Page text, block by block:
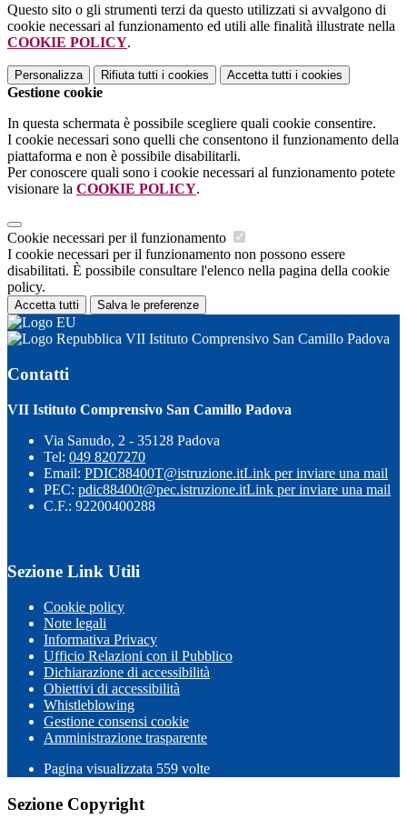
Questo sito o gli strumenti terzi da questo utilizzati si avvalgono di
cookie necessari al funzionamento ed utili alle finalità illustrate nella
COOKIE POLICY.
Personalizza Rifiuta tutti i cookies Accetta tutti i cookies
Gestione cookie
In questa schermata è possibile scegliere quali cookie consentire.
I cookie necessari sono quelli che consentono il funzionamento della
piattaforma e non è possibile disabilitarli.
Per conoscere quali sono i cookie necessari al funzionamento potete
visionare la COOKIE POLICY.
Cookie necessari per il funzionamento
I cookie necessari per il funzionamento non possono essere
disabilitati. È possibile consultare l'elenco nella pagina della cookie
policy.
Accetta tutti Salva le preferenze
VII Istituto Comprensivo San Camillo Padova
Contatti
VII Istituto Comprensivo San Camillo Padova
Via Sanudo, 2 - 35128 Padova
Tel: 049 8207270
Email: PDIC88400T@istruzione.itLink per inviare una mail
PEC: pdic88400t@pec.istruzione.itLink per inviare una mail
C.F.: 92200400288
Sezione Link Utili
Cookie policy
Note legali
Informativa Privacy
Ufficio Relazioni con il Pubblico
Dichiarazione di accessibilità
Obiettivi di accessibilità
Whistleblowing
Gestione consensi cookie
Amministrazione trasparente
Pagina visualizzata 559 volte
Sezione Copyright